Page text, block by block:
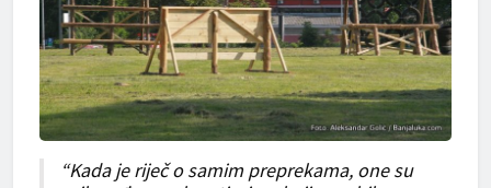
“Kada je riječ o samim preprekama, one su